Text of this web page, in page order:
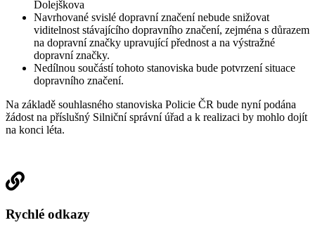
Dolejškova
Navrhované svislé dopravní značení nebude snižovat
viditelnost stávajícího dopravního značení, zejména s důrazem
na dopravní značky upravující přednost a na výstražné
dopravní značky.
Nedílnou součástí tohoto stanoviska bude potvrzení situace
dopravního značení.
Na základě souhlasného stanoviska Policie ČR bude nyní podána
žádost na příslušný Silniční správní úřad a k realizaci by mohlo dojít
na konci léta.
Rychlé odkazy